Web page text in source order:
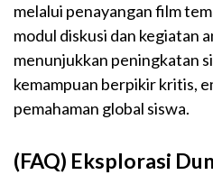
melalui penayangan film
modul diskusi dan kegiatan
menunjukkan peningkatan
kemampuan berpikir kritis,
pemahaman global siswa.
(FAQ) Eksplorasi